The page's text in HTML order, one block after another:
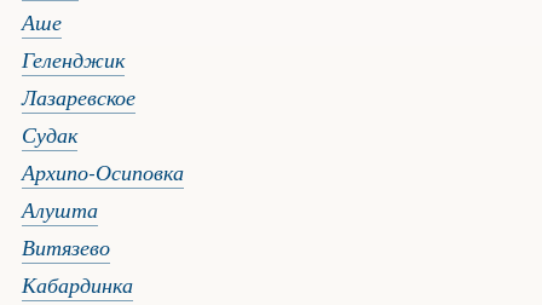
Аше
Геленджик
Лазаревское
Судак
Архипо-Осиповка
Алушта
Витязево
Кабардинка